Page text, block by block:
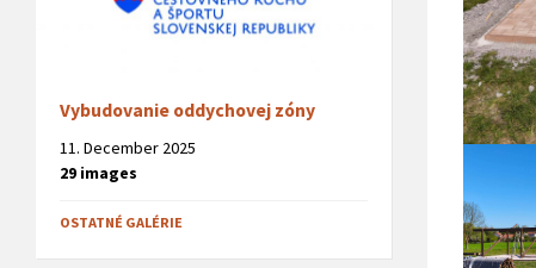
Vybudovanie oddychovej zóny
11. December 2025
29 images
OSTATNÉ GALÉRIE